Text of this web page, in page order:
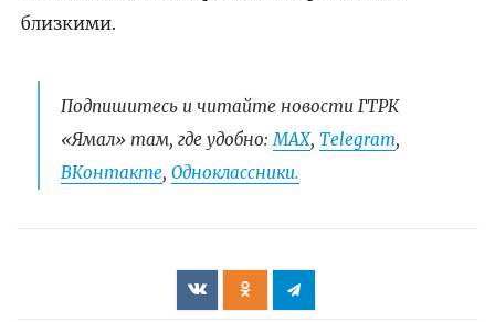
близкими.
Подпишитесь и читайте новости ГТРК
«Ямал» там, где удобно: МАХ, Telegram,
ВКонтакте, Одноклассники.